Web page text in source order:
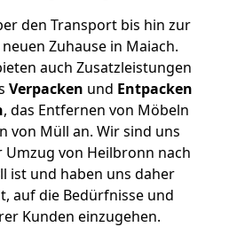
den Transport bis hin zur
Zuhause in Maiach.
auch Zusatzleistungen
Verpacken und Entpacken
, das Entfernen von Möbeln
von Müll an. Wir sind uns
Umzug von Heilbronn nach
ist und haben uns daher
auf die Bedürfnisse und
Kunden einzugehen.